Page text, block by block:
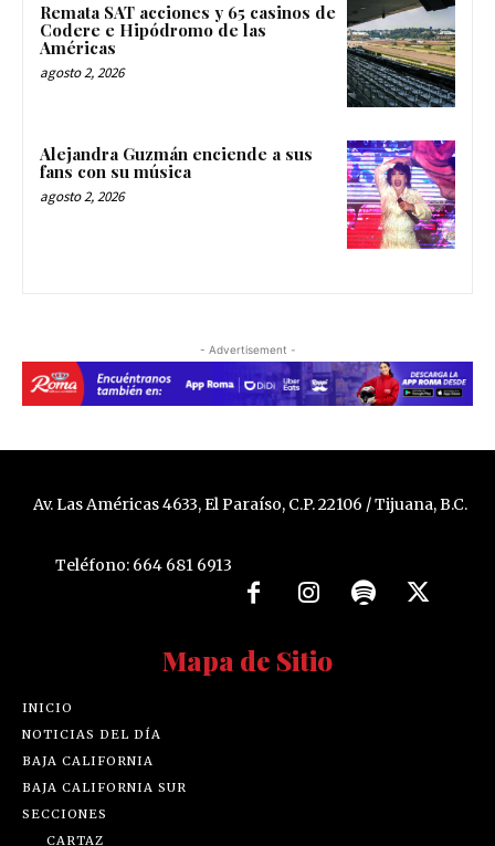
Remata SAT acciones y 65 casinos de
Codere e Hipódromo de las
Américas
agosto 2, 2026
Alejandra Guzmán enciende a sus
fans con su música
agosto 2, 2026
- Advertisement -
Av. Las Américas 4633, El Paraíso, C.P. 22106 / Tijuana, B.C.
Teléfono: 664 681 6913
Mapa de Sitio
INICIO
NOTICIAS DEL DÍA
BAJA CALIFORNIA
BAJA CALIFORNIA SUR
SECCIONES
CARTAZ